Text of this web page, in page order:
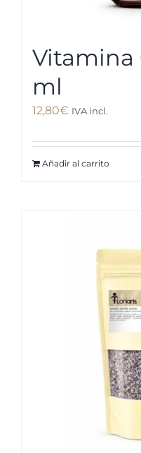
Vitamina
ml
12,80€ IVA incl.
Añadir al carrito